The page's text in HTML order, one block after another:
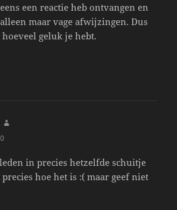
een reactie heb ontvangen en
maar vage afwijzingen. Dus
geluk je hebt.
in precies hetzelfde schuitje
hoe het is :( maar geef niet